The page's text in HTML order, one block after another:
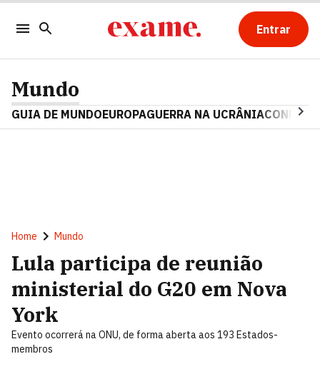
Entrar
Mundo
GUIA DE MUNDOEUROPAGUERRA NA UCRÂNIA
Home Mundo
Lula participa de reunião
ministerial do G20 em Nova
York
Evento ocorrerá na ONU, de forma aberta aos 193 Estados-
membros